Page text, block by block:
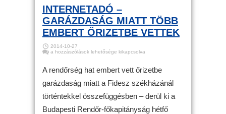
INTERNETADÓ –
GARÁZDASÁG MIATT TÖBB
EMBERT ŐRIZETBE VETTEK
2014-10-27
Internetadó
miatt
több
embert
őrizetbe
bejegyzéshez
a hozzászólások lehetősége kikapcsolva
A rendőrség hat embert vett őrizetbe
garázdaság miatt a Fidesz székházánál
történtekkel összefüggésben – derül ki a
Budapesti Rendőr-főkapitányság hétfő